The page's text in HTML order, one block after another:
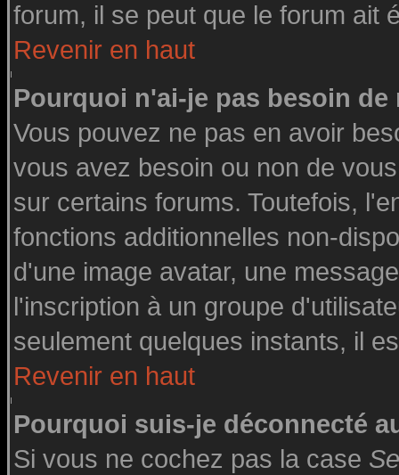
forum, il se peut que le forum ait
Revenir en haut
Pourquoi n'ai-je pas besoin
Vous pouvez ne pas en avoir
vous avez besoin ou non de
sur certains forums. Toutefois,
fonctions additionnelles non-
d'une image avatar, une
l'inscription à un groupe
seulement quelques instants, il
Revenir en haut
Pourquoi suis-je déconnecté
Si vous ne cochez pas la case